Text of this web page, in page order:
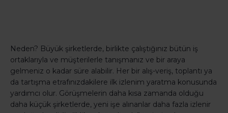
Neden? Büyük şirketlerde, birlikte çalıştığınız bütün iş
ortaklarıyla ve müşterilerle tanışmanız ve bir araya
gelmeniz o kadar süre alabilir. Her bir alış-veriş, toplantı ya
da tartışma etrafınızdakilere ilk izlenim yaratma konusunda
yardımcı olur. Görüşmelerin daha kısa zamanda olduğu
daha küçük şirketlerde, yeni işe alınanlar daha fazla izlenir